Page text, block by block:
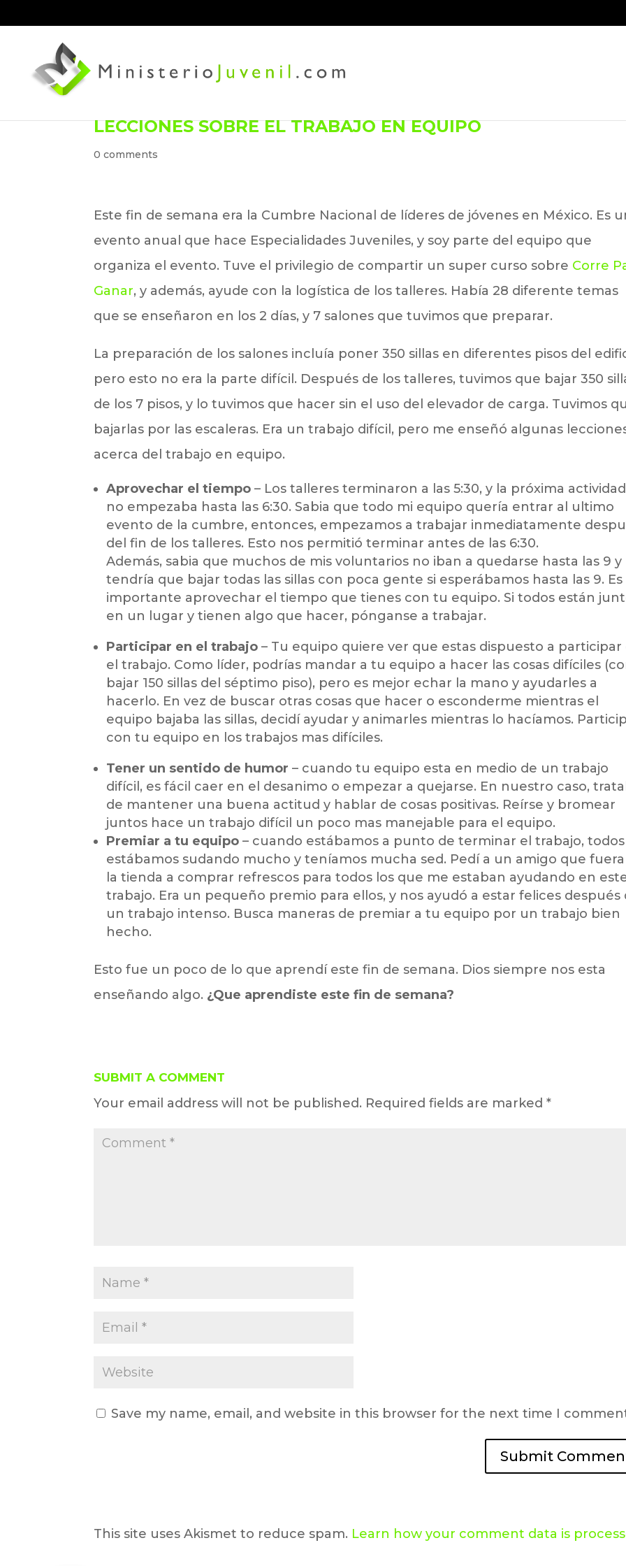
LECCIONES SOBRE EL TRABAJO EN EQUIPO
0 comments
Este fin de semana era la Cumbre Nacional de líderes de jóvenes en México. Es
evento anual que hace Especialidades Juveniles, y soy parte del equipo que
organiza el evento. Tuve el privilegio de compartir un super curso sobre Corre
Ganar, y además, ayude con la logística de los talleres. Había 28 diferente temas
que se enseñaron en los 2 días, y 7 salones que tuvimos que preparar.
La preparación de los salones incluía poner 350 sillas en diferentes pisos del
pero esto no era la parte difícil. Después de los talleres, tuvimos que bajar 350
de los 7 pisos, y lo tuvimos que hacer sin el uso del elevador de carga. Tuvimos
bajarlas por las escaleras. Era un trabajo difícil, pero me enseñó algunas
acerca del trabajo en equipo.
Aprovechar el tiempo – Los talleres terminaron a las 5:30, y la próxima actividad
no empezaba hasta las 6:30. Sabia que todo mi equipo quería entrar al ultimo
evento de la cumbre, entonces, empezamos a trabajar inmediatamente
del fin de los talleres. Esto nos permitió terminar antes de las 6:30.
Además, sabia que muchos de mis voluntarios no iban a quedarse hasta las 9 y
tendría que bajar todas las sillas con poca gente si esperábamos hasta las 9. Es
importante aprovechar el tiempo que tienes con tu equipo. Si todos están
en un lugar y tienen algo que hacer, pónganse a trabajar.
Participar en el trabajo – Tu equipo quiere ver que estas dispuesto a participar
el trabajo. Como líder, podrías mandar a tu equipo a hacer las cosas difíciles
bajar 150 sillas del séptimo piso), pero es mejor echar la mano y ayudarles a
hacerlo. En vez de buscar otras cosas que hacer o esconderme mientras el
equipo bajaba las sillas, decidí ayudar y animarles mientras lo hacíamos.
con tu equipo en los trabajos mas difíciles.
Tener un sentido de humor – cuando tu equipo esta en medio de un trabajo
difícil, es fácil caer en el desanimo o empezar a quejarse. En nuestro caso,
de mantener una buena actitud y hablar de cosas positivas. Reírse y bromear
juntos hace un trabajo difícil un poco mas manejable para el equipo.
Premiar a tu equipo – cuando estábamos a punto de terminar el trabajo, todos
estábamos sudando mucho y teníamos mucha sed. Pedí a un amigo que fuera
la tienda a comprar refrescos para todos los que me estaban ayudando en
trabajo. Era un pequeño premio para ellos, y nos ayudó a estar felices después
un trabajo intenso. Busca maneras de premiar a tu equipo por un trabajo bien
hecho.
Esto fue un poco de lo que aprendí este fin de semana. Dios siempre nos esta
enseñando algo. ¿Que aprendiste este fin de semana?
SUBMIT A COMMENT
Your email address will not be published. Required fields are marked*
Save my name, email, and website in this browser for the next time I
This site uses Akismet to reduce spam. Learn how your comment data is